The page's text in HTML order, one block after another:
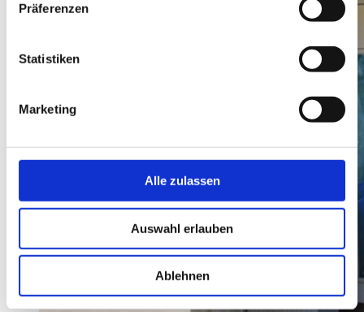
Präferenzen
Statistiken
Marketing
Alle zulassen
Auswahl erlauben
Ablehnen